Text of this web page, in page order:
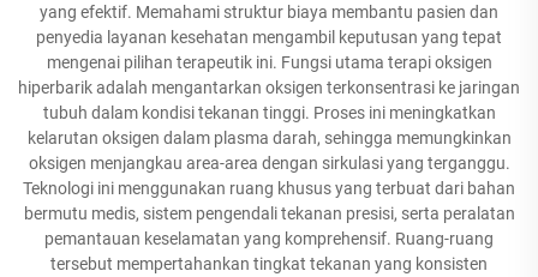
yang efektif. Memahami struktur biaya membantu pasien dan
penyedia layanan kesehatan mengambil keputusan yang tepat
mengenai pilihan terapeutik ini. Fungsi utama terapi oksigen
hiperbarik adalah mengantarkan oksigen terkonsentrasi ke jaringan
tubuh dalam kondisi tekanan tinggi. Proses ini meningkatkan
kelarutan oksigen dalam plasma darah, sehingga memungkinkan
oksigen menjangkau area-area dengan sirkulasi yang terganggu.
Teknologi ini menggunakan ruang khusus yang terbuat dari bahan
bermutu medis, sistem pengendali tekanan presisi, serta peralatan
pemantauan keselamatan yang komprehensif. Ruang-ruang
tersebut mempertahankan tingkat tekanan yang konsisten